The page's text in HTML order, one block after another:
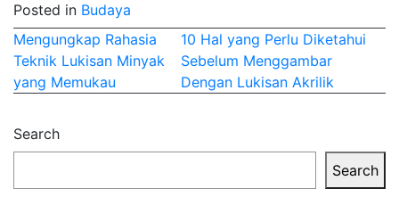
Posted in Budaya
Post
navigation
Mengungkap Rahasia
Teknik Lukisan Minyak
yang Memukau
10 Hal yang Perlu Diketahui
Sebelum Menggambar
Dengan Lukisan Akrilik
Search
Search